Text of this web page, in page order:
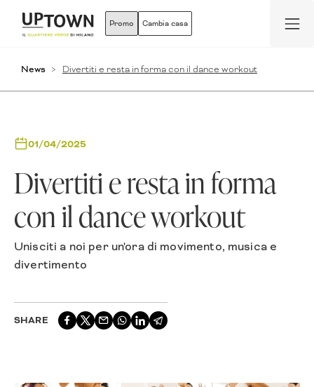
Promo Cambia casa
News Divertiti e resta in forma con il dance workout
01/04/2025
Divertiti e resta in forma
con il dance workout
Unisciti a noi per un'ora di movimento, musica e
divertimento
SHARE